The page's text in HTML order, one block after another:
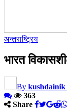
अन्तराष्ट्रिय
भारत
By kushdainik
363
Share